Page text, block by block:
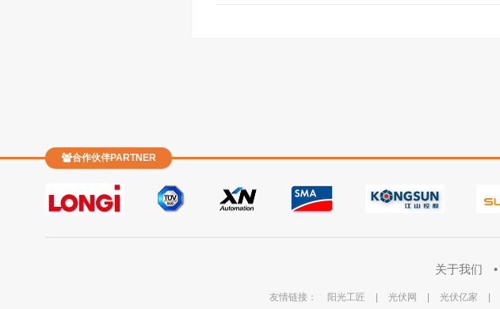
合作伙伴PARTNER
关于我们 •
友情链接： 阳光工匠 光伏网 光伏亿家